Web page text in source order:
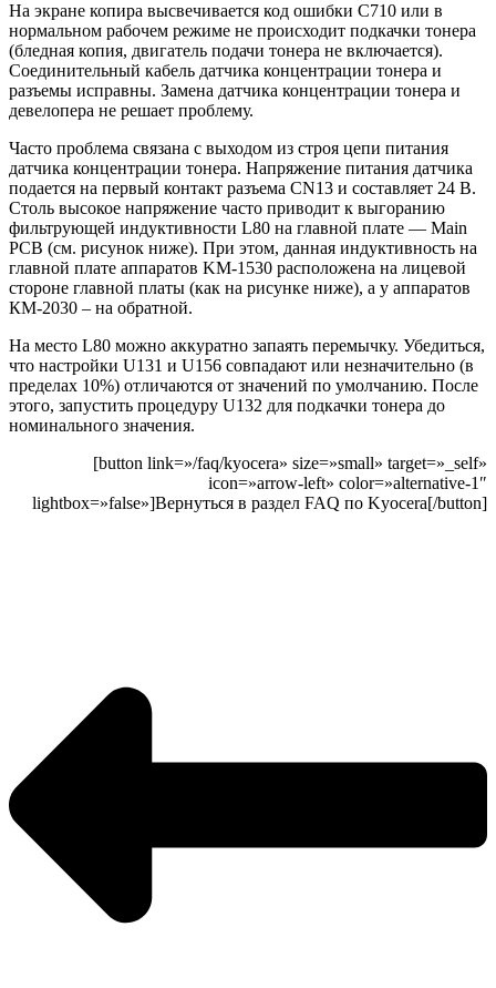
На экране копира высвечивается код ошибки С710 или в
нормальном рабочем режиме не происходит подкачки тонера
(бледная копия, двигатель подачи тонера не включается).
Соединительный кабель датчика концентрации тонера и
разъемы исправны. Замена датчика концентрации тонера и
девелопера не решает проблему.
Часто проблема связана с выходом из строя цепи питания
датчика концентрации тонера. Напряжение питания датчика
подается на первый контакт разъема CN13 и составляет 24 В.
Столь высокое напряжение часто приводит к выгоранию
фильтрующей индуктивности L80 на главной плате — Main
PCB (cм. рисунок ниже). При этом, данная индуктивность на
главной плате аппаратов KM-1530 расположена на лицевой
стороне главной платы (как на рисунке ниже), а у аппаратов
КМ-2030 – на обратной.
На место L80 можно аккуратно запаять перемычку. Убедиться,
что настройки U131 и U156 совпадают или незначительно (в
пределах 10%) отличаются от значений по умолчанию. После
этого, запустить процедуру U132 для подкачки тонера до
номинального значения.
[button link=»/faq/kyocera» size=»small» target=»_self»
icon=»arrow-left» color=»alternative-1″
lightbox=»false»]Вернуться в раздел FAQ по Kyocera[/button]